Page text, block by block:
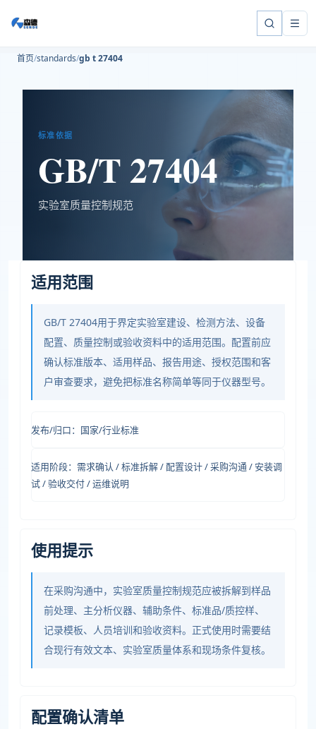
首页 standards gb t 27404
标准依据
GB/T 27404
实验室质量控制规范
适用范围
GB/T 27404用于界定实验室建设、检测方法、设备
配置、质量控制或验收资料中的适用范围。配置前应
确认标准版本、适用样品、报告用途、授权范围和客
户审查要求，避免把标准名称简单等同于仪器型号。
发布/归口：国家/行业标准
适用阶段：需求确认 / 标准拆解 / 配置设计 / 采购沟通 / 安装调
试 / 验收交付 / 运维说明
使用提示
在采购沟通中，实验室质量控制规范应被拆解到样品
前处理、主分析仪器、辅助条件、标准品/质控样、
记录模板、人员培训和验收资料。正式使用时需要结
合现行有效文本、实验室质量体系和现场条件复核。
配置确认清单